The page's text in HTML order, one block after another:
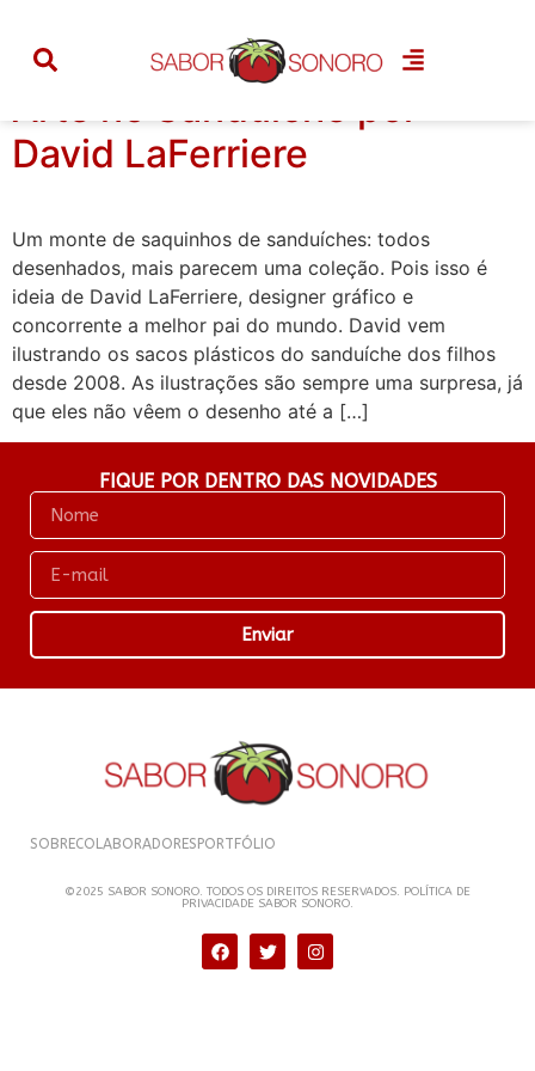
Categoria:sanduíche
Arte no Sanduíche por
David LaFerriere
Um monte de saquinhos de sanduíches: todos
desenhados, mais parecem uma coleção. Pois isso é
ideia de David LaFerriere, designer gráfico e
concorrente a melhor pai do mundo. David vem
ilustrando os sacos plásticos do sanduíche dos filhos
desde 2008. As ilustrações são sempre uma surpresa, já
que eles não vêem o desenho até a […]
FIQUE POR DENTRO DAS NOVIDADES
Enviar
SOBRECOLABORADORES PORTFÓLIO
©2025 SABOR SONORO. TODOS OS DIREITOS RESERVADOS. POLÍTICA DE
PRIVACIDADE SABOR SONORO.